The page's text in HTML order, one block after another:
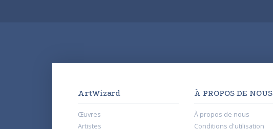
ArtWizard
Œuvres
Artistes
À PROPOS DE NOUS
À propos de nous
Conditions d'utilisation